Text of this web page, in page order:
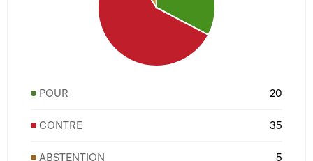
POUR 20
CONTRE 35
ABSTENTION 5